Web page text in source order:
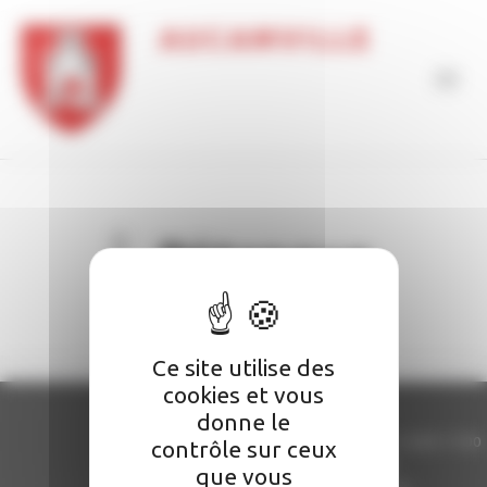
AUCAMVILLE
Pétanque
Mairie d'Aucamville
5, place de la liberté
Lundi : 09:00–12:00, 14:00–17:00
Panneau de gestion des cookies
Ce site utilise des
cookies et vous
donne le
contrôle sur ceux
que vous